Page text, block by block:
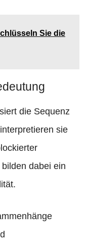
Sie die
die Sequenz
sie
dabei ein